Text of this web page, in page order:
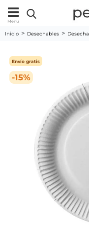
Menu
Inicio Desechables
-15%
Envío gratis